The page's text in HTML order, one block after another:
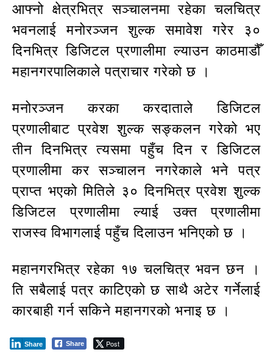
आफ्नो क्षेत्रभित्र सञ्चालनमा रहेका चलचित्र
भवनलाई मनोरञ्जन शुल्क समावेश गरेर ३०
दिनभित्र डिजिटल प्रणालीमा ल्याउन काठमाडौँ
महानगरपालिकाले पत्राचार गरेको छ ।
मनोरञ्जन करका करदाताले डिजिटल
प्रणालीबाट प्रवेश शुल्क सङ्कलन गरेको भए
तीन दिनभित्र त्यसमा पहुँच दिन र डिजिटल
प्रणालीमा कर सञ्चालन नगरेकाले भने पत्र
प्राप्त भएको मितिले ३० दिनभित्र प्रवेश शुल्क
डिजिटल प्रणालीमा ल्याई उक्त प्रणालीमा
राजस्व विभागलाई पहुँच दिलाउन भनिएको छ ।
महानगरभित्र रहेका १७ चलचित्र भवन छन ।
ति सबैलाई पत्र काटिएको छ साथै अटेर गर्नेलाई
कारबाही गर्न सकिने महानगरको भनाइ छ ।
Share Post
Share